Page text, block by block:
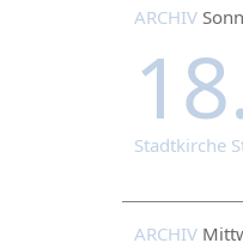
ARCHIV
Stadtkirche
ARCHIV